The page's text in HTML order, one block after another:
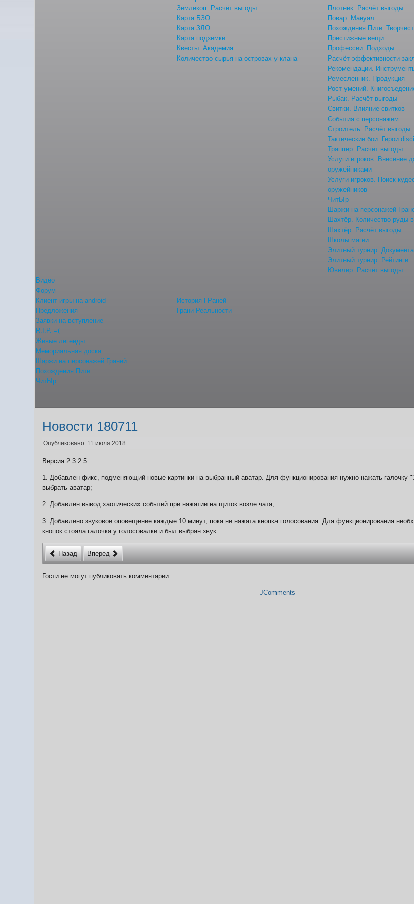
Землекоп. Расчёт выгоды
Карта БЗО
Карта ЗЛО
Карта подземки
Квесты. Академия
Количество сырья на островах у клана
Плотник. Расчёт выгоды
Повар. Мануал
Похождения Пити.
Престижные вещи
Профессии. Подходы
Расчёт эффективности
Рекомендации.
Ремесленник. Продукция
Рост умений.
Рыбак. Расчёт выгоды
Свитки. Влияние свитков
События с персонажем
Строитель. Расчёт выгоды
Тактические бои. Герои
Траппер. Расчёт выгоды
Услуги игроков. Внесение
оружейниками
Услуги игроков. Поиск
оружейников
ЧитЫр
Шаржи на персонажей
Шахтёр. Количество руды
Шахтёр. Расчёт выгоды
Школы магии
Элитный турнир.
Элитный турнир. Рейтинги
Ювелир. Расчёт выгоды
Видео
Форум
Клиент игры на android
Предложения
Заявки на вступление
R.I.P. =(
История ГРаней
Живые легенды
Мемориальная доска
Шаржи на персонажей Граней
Похождения Пити
ЧитЫр
Грани Реальности
Новости 180711
Опубликовано: 11 июля 2018
Версия 2.3.2.5.
1. Добавлен фикс, подменяющий новые картинки на выбранный аватар. Для функционирования нужно нажать галочку
выбрать аватар;
2. Добавлен вывод хаотических событий при нажатии на щиток возле чата;
3. Добавлено звуковое оповещение каждые 10 минут, пока не нажата кнопка голосования. Для функционирования
кнопок стояла галочка у голосовалки и был выбран звук.
Назад Вперед
Гости не могут публиковать комментарии
JComments